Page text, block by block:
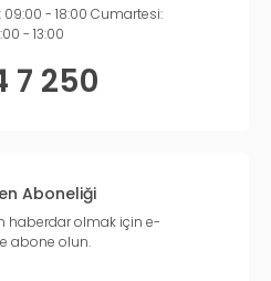
- 18:00 Cumartesi:
- 13:00
7 250
Aboneliği
haberdar olmak için e-
abone olun.